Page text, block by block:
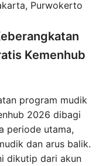
Purwokerto
Kemenhub
program mudik
2026 dibagi
periode utama,
dan arus balik.
dikutip dari akun